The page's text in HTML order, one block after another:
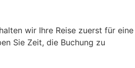
wir Ihre Reise zuerst für eine
Sie Zeit, die Buchung zu